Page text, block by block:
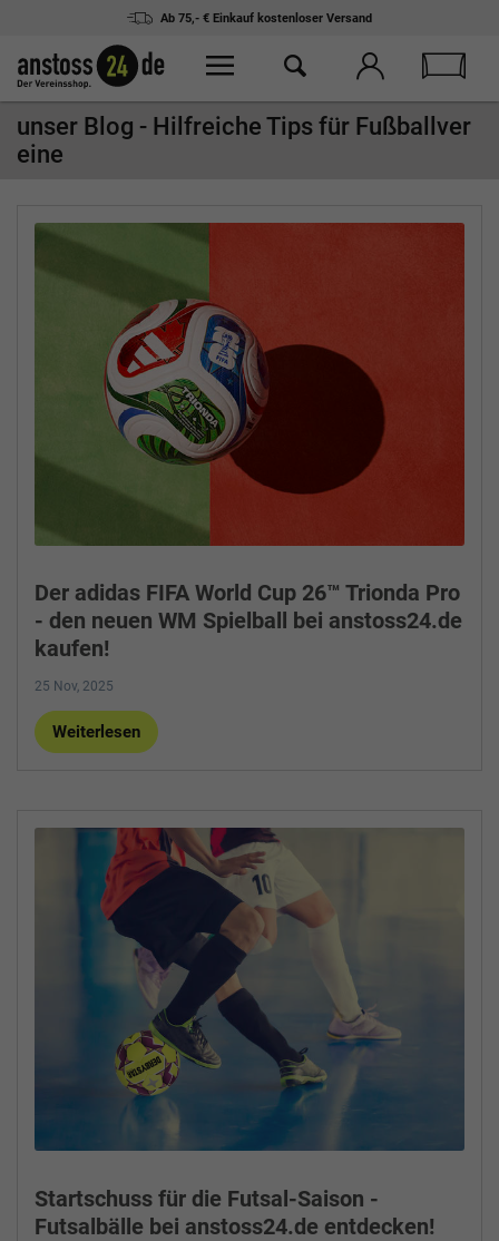
30 TageRückgaberecht
unser Blog - Hilfreiche Tips für Fußballver
eine
Der adidas FIFA World Cup 26™ Trionda Pro
- den neuen WM Spielball bei anstoss24.de
kaufen!
25 Nov, 2025
Weiterlesen
Startschuss für die Futsal-Saison -
Futsalbälle bei anstoss24.de entdecken!